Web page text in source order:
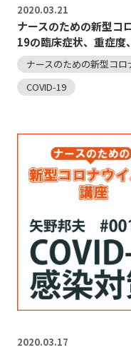
2020.03.21
ナースのための新型コ
19の臨床症状、重症度
ナースのための新型コ
COVID-19
2020.03.17